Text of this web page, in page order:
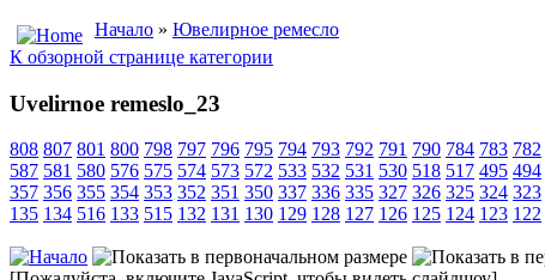
Начало » Ювелирное ремесло
К обзорной странице категории
Uvelirnoe remeslo_23
808 807 801 800 798 797 796 795 794 793 792 791 790 784 783 782
587 581 580 576 575 574 573 572 533 532 531 530 518 517 495 494
357 356 355 354 353 352 351 350 337 336 335 327 326 325 324 323
135 134 516 133 515 132 131 130 129 128 127 126 125 124 123 122